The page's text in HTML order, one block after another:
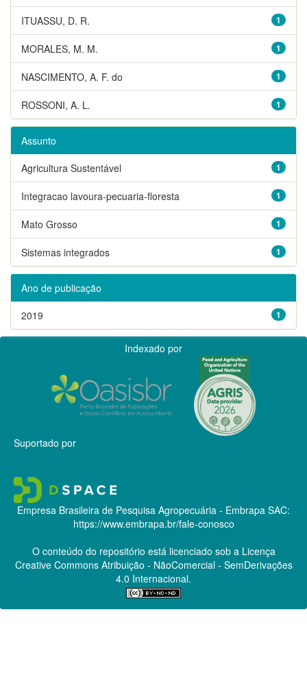
1
ITUASSU, D. R.
1
MORALES, M. M.
1
NASCIMENTO, A. F. do
1
ROSSONI, A. L.
Assunto
1
Agricultura Sustentável
1
Integracao lavoura-pecuaria-floresta
1
Mato Grosso
1
Sistemas integrados
Ano de publicação
1
2019
Indexado por
Suportado por
Empresa Brasileira de Pesquisa Agropecuária - Embrapa SAC:
https://www.embrapa.br/fale-conosco
O conteúdo do repositório está licenciado sob a Licença
Creative CommonsAtribuição - NãoComercial - SemDerivações
4.0 Internacional.